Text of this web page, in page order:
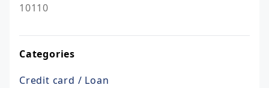
10110
Categories
Credit card / Loan